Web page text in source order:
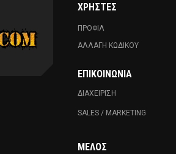
ΧΡΗΣΤΕΣ
ΠΡΟΦΙΛ
ΑΛΛΑΓΗ ΚΩΔΙΚΟΥ
ΕΠΙΚΟΙΝΩΝΊΑ
ΔΙΑΧΕΙΡΙΣΗ
SALES / MARKETING
ΜΈΛΟΣ